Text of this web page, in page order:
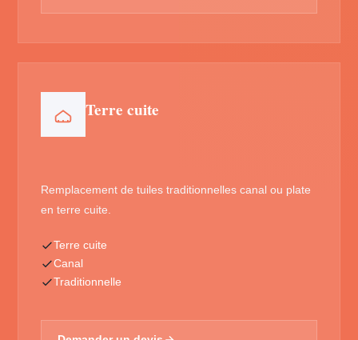
Terre cuite
Remplacement de tuiles traditionnelles canal ou plate
en terre cuite.
Terre cuite
Canal
Traditionnelle